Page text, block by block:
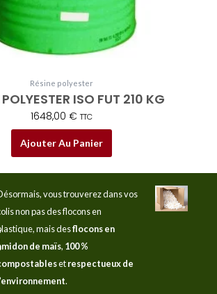
Résine polyester
POLYESTER ISO FUT 210 KG
1648,00 € TTC
Ajouter Au Panier
vous trouverez dans vos
non pas des flocons en
mais desflocons en
de maïs, 100 %
etrespectueux de
.